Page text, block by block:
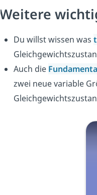
Weitere
Du willst wissen was
Auch die
zwei neue variable